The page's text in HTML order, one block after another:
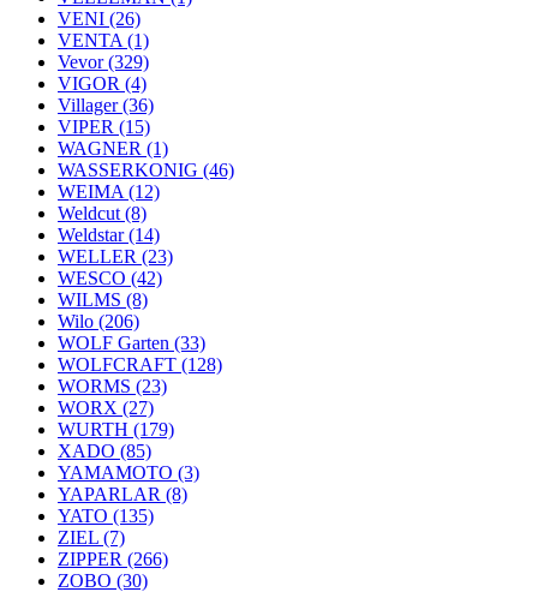
VENI (26)
VENTA (1)
Vevor(329)
VIGOR (4)
Villager(36)
VIPER (15)
WAGNER (1)
WASSERKONIG (46)
WEIMA (12)
Weldcut (8)
Weldstar(14)
WELLER (23)
WESCO (42)
WILMS (8)
Wilo (206)
WOLF Garten (33)
WOLFCRAFT (128)
WORMS (23)
WORX (27)
WURTH (179)
XADO (85)
YAMAMOTO (3)
YAPARLAR (8)
YATO (135)
ZIEL (7)
ZIPPER (266)
ZOBO (30)